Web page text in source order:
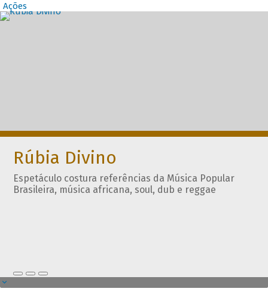
Ações
Destaques
Rúbia Divino
Espetáculo costura referências da Música Popular
Brasileira, música africana, soul, dub e reggae